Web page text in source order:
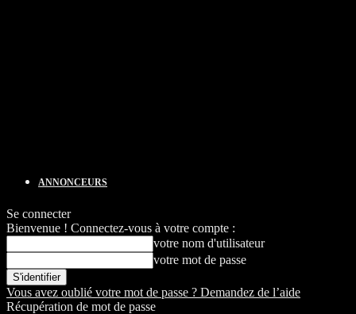
ANNONCEURS
Se connecter
Bienvenue ! Connectez-vous à votre compte :
votre nom d'utilisateur
votre mot de passe
Vous avez oublié votre mot de passe ? Demandez de l’aide
Récupération de mot de passe